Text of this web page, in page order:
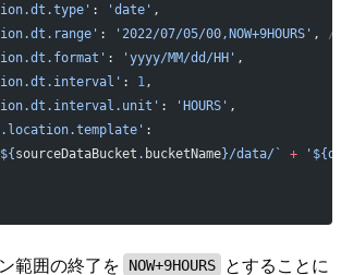
: 'date' ,
: '2022/07/05/00,NOW+9HOURS' , //
: 'yyyy/MM/dd/HH' ,
: 1,
: 'HOURS' ,
:
sourceDataBucket . bucketName}/data/` +
範囲の終了を NOW+9HOURS
とすることに